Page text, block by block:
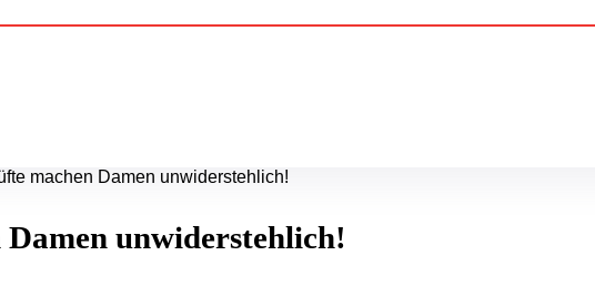
machen Damen unwiderstehlich!
Damen unwiderstehlich!